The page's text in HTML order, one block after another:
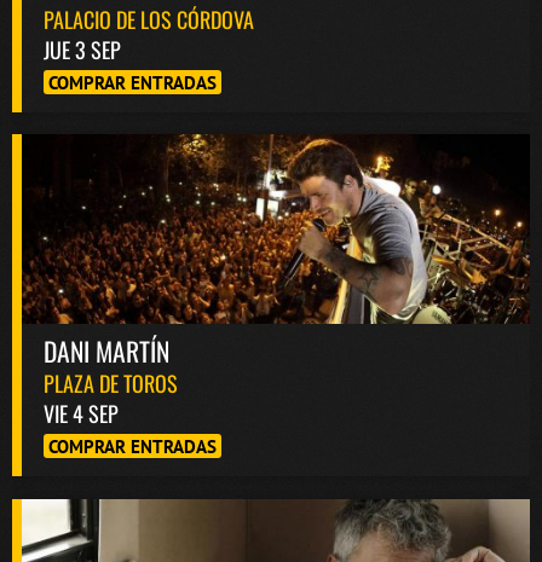
PALACIO DE LOS CÓRDOVA
JUE 3 SEP
COMPRAR ENTRADAS
DANI MARTÍN
PLAZA DE TOROS
VIE 4 SEP
COMPRAR ENTRADAS